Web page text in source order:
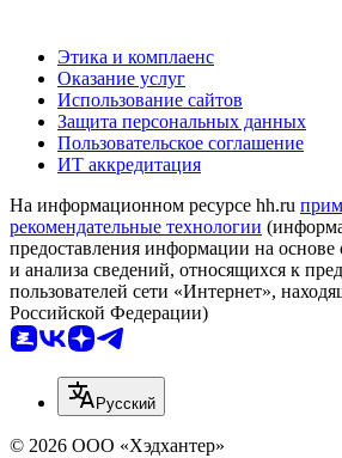
Этика и комплаенс
Оказание услуг
Использование сайтов
Защита персональных данных
Пользовательское соглашение
ИТ аккредитация
На информационном ресурсе hh.ru
рекомендательные технологии
предоставления информации на основе
и анализа сведений, относящихся к
пользователей сети «Интернет»,
Российской Федерации)
Русский
© 2026 ООО «Хэдхантер»